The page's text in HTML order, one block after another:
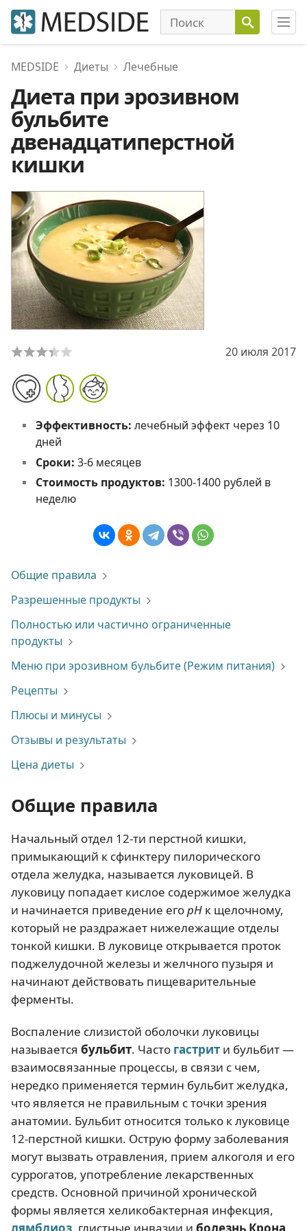
MEDSIDE Диеты Лечебные
Диета при эрозивном
бульбите
двенадцатиперстной
кишки
20 июля 2017
Эффективность: лечебный эффект через 10
дней
Сроки: 3-6 месяцев
Стоимость продуктов: 1300-1400 рублей в
неделю
Общие правила
Разрешенные продукты
Полностью или частично ограниченные
продукты
Меню при эрозивном бульбите (Режим питания)
Рецепты
Плюсы и минусы
Отзывы и результаты
Цена диеты
Общие правила
Начальный отдел 12-ти перстной кишки,
примыкающий к сфинктеру пилорического
отдела желудка, называется луковицей. В
луковицу попадает кислое содержимое желудка
и начинается приведение егоpH к щелочному,
который не раздражает нижележащие отделы
тонкой кишки. В луковице открывается проток
поджелудочной железы и желчного пузыря и
начинают действовать пищеварительные
ферменты.
Воспаление слизистой оболочки луковицы
называется бульбит. Часто гастрит и бульбит —
взаимосвязанные процессы, в связи с чем,
нередко применяется термин бульбит желудка,
что является не правильным с точки зрения
анатомии. Бульбит относится только к луковице
12-перстной кишки. Острую форму заболевания
могут вызвать отравления, прием алкоголя и его
суррогатов, употребление лекарственных
средств. Основной причиной хронической
формы является хеликобактерная инфекция,